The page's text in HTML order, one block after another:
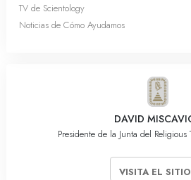
TV de Scientology
Noticias de Cómo Ayudamos
DAVID
Presidente de la Junta del
VISITA EL SITIO